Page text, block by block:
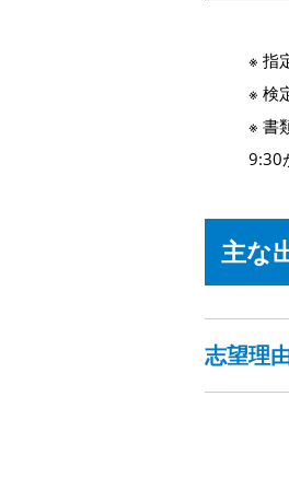
※ 指
※ 検
※ 書
9:30
主な
志望理